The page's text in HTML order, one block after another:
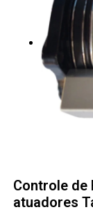
Controle de
atuadores